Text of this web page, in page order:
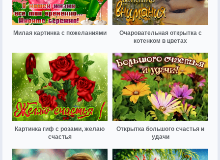
Милая картинка с пожеланиями
Очаровательная открытка с
котенком в цветах
Картинка гиф с розами, желаю
счастья
Открытка большого счастья и
удачи